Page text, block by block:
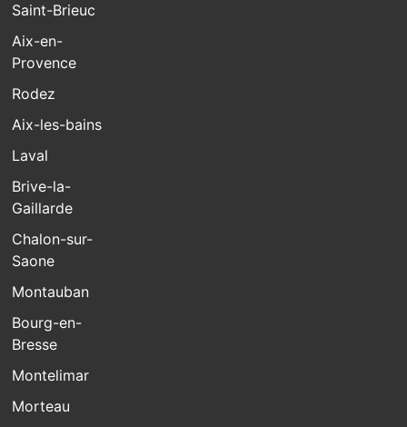
Saint-Brieuc
Aix-en-
Provence
Rodez
Aix-les-bains
Laval
Brive-la-
Gaillarde
Chalon-sur-
Saone
Montauban
Bourg-en-
Bresse
Montelimar
Morteau